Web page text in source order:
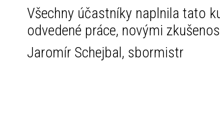
Všechny účastníky naplnila tato
odvedené práce, novými
Jaromír Schejbal, sbormistr